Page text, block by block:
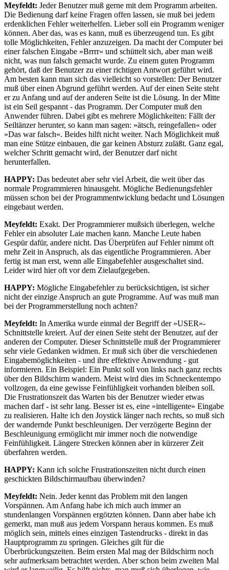
Meyfeldt: Jeder Benutzer muß gerne mit dem Programm arbeiten.
Die Bedienung darf keine Fragen offen lassen, sie muß bei jedem
erdenklichen Fehler weiterhelfen. Lieber soll ein Programm weniger
können. Aber das, was es kann, muß es überzeugend tun. Es gibt
tolle Möglichkeiten, Fehler anzuzeigen. Da macht der Computer bei
einer falschen Eingabe »Brrrr« und schüttelt sich, aber man weiß
nicht, was nun falsch gemacht wurde. Zu einem guten Programm
gehört, daß der Benutzer zu einer richtigen Antwort geführt wird.
Am besten kann man sich das vielleicht so vorstellen: Der Benutzer
muß über einen Abgrund geführt werden. Auf der einen Seite steht
er zu Anfang und auf der anderen Seite ist die Lösung. In der Mitte
ist ein Seil gespannt - das Programm. Der Computer muß den
Anwender führen. Dabei gibt es mehrere Möglichkeiten: Fällt der
Seiltänzer herunter, so kann man sagen: »ätsch, reingefallen« oder
»Das war falsch«. Beides hilft nicht weiter. Nach Möglichkeit muß
man eine Stütze einbauen, die gar keinen Absturz zuläßt. Ganz egal,
welcher Schritt gemacht wird, der Benutzer darf nicht
herunterfallen.
HAPPY: Das bedeutet aber sehr viel Arbeit, die weit über das
normale Programmieren hinausgeht. Mögliche Bedienungsfehler
müssen schon bei der Programmentwicklung bedacht und Lösungen
eingebaut werden.
Meyfeldt: Exakt. Der Programmierer mußsich überlegen, welche
Fehler ein absoluter Laie machen kann. Manche Leute haben
Gespür dafür, andere nicht. Das Überprüfen auf Fehler nimmt oft
mehr Zeit in Anspruch, als das eigentliche Programmieren. Aber
fertig ist man erst, wenn alle Eingabefehler ausgeschaltet sind.
Leider wird hier oft vor dem Zielaufgegeben.
HAPPY: Mögliche Eingabefehler zu berücksichtigen, ist sicher
nicht der einzige Anspruch an gute Programme. Auf was muß man
bei der Programmerstellung noch achten?
Meyfeldt: In Amerika wurde einmal der Begriff der »USER»-
Schnittstelle kreiert. Auf der einen Seite steht der Benutzer, auf der
anderen der Computer. Dieser Schnittstelle muß der Programmierer
sehr viele Gedanken widmen. Er muß sich über die verschiedenen
Eingabemöglichkeiten - und ihre effektive Anwendung - gut
informieren. Ein Beispiel: Ein Punkt soll von links nach ganz rechts
über den Bildschirm wandern. Meist wird dies im Schneckentempo
vollzogen, da eine gewisse Feinfühligkeit vorhanden bleiben soll.
Die Frustrationszeit das Warten bis der Benutzer wieder etwas
machen darf - ist sehr lang. Besser ist es, eine »intelligente» Eingabe
zu realisieren. Halte ich den Joystick länger nach rechts, so muß sich
der wandernde Punkt beschleunigen. Der verzögerte Beginn der
Beschleunigung ermöglicht mir immer noch die notwendige
Feinfühligkeit. Längere Strecken können aber in kürzerer Zeit
überfahren werden.
HAPPY: Kann ich solche Frustrationszeiten nicht durch einen
geschickten Bildschirmaufbau überwinden?
Meyfeldt: Nein. Jeder kennt das Problem mit den langen
Vorspännen. Am Anfang habe ich mich auch immer an
stundenlangen Vorspännen ergötzten können. Dann aber habe ich
gemerkt, man muß aus jedem Vorspann heraus kommen. Es muß
möglich sein, mittels eines einzigen Tastendrucks - direkt in das
Hauptprogramm zu springen. Gleiches gilt für die
Überbrückungszeiten. Beim ersten Mal mag der Bildschirm noch
sehr aufmerksam betrachtet werden. Aber schon beim zweiten Mal